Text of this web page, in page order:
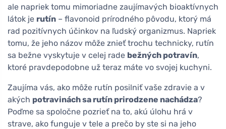
ale napriek tomu mimoriadne zaujímavých bioaktívnych
látok je rutín – flavonoid prírodného pôvodu, ktorý má
rad pozitívnych účinkov na ľudský organizmus. Napriek
tomu, že jeho názov môže znieť trochu technicky, rutín
sa bežne vyskytuje v celej rade bežných potravín,
ktoré pravdepodobne už teraz máte vo svojej kuchyni.
Zaujíma vás, ako môže rutín posilniť vaše zdravie a v
akých potravinách sa rutín prirodzene nachádza?
Poďme sa spoločne pozrieť na to, akú úlohu hrá v
strave, ako funguje v tele a prečo by ste si na jeho